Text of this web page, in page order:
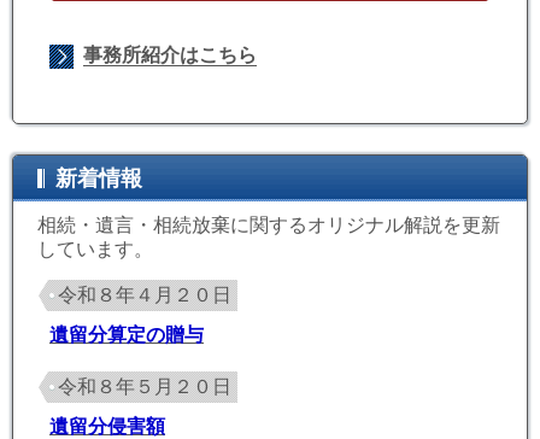
事務所紹介はこちら
新着情報
相続・遺言・相続放棄に関するオリジナル解説を更新
しています。
令和８年４月２０日
遺留分算定の贈与
令和８年５月２０日
遺留分侵害額